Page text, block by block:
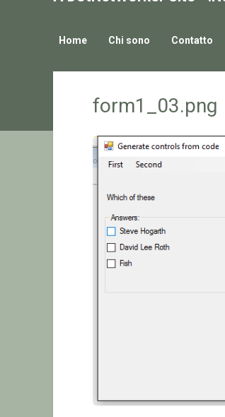
Home Chi sono Contatto
form1_03.png